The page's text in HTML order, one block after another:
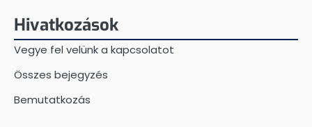
Hivatkozások
Vegye fel velünk a kapcsolatot
Összes bejegyzés
Bemutatkozás